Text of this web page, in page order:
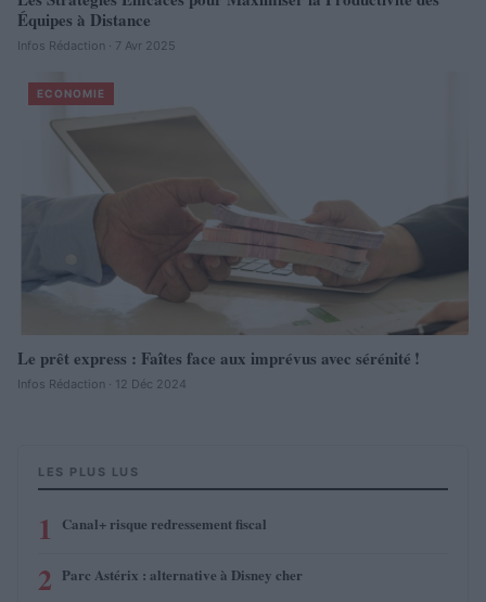
Équipes à Distance
Infos Rédaction · 7 Avr 2025
ECONOMIE
Le prêt express : Faîtes face aux imprévus avec sérénité !
Infos Rédaction · 12 Déc 2024
LES PLUS LUS
1 Canal+ risque redressement fiscal
2 Parc Astérix : alternative à Disney cher